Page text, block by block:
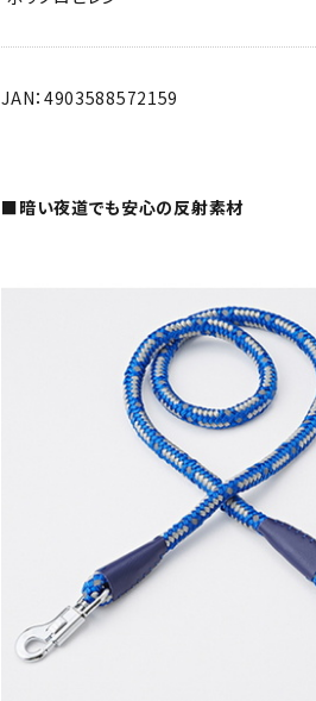
JAN：4903588572159
■暗い夜道でも安心の反射素材